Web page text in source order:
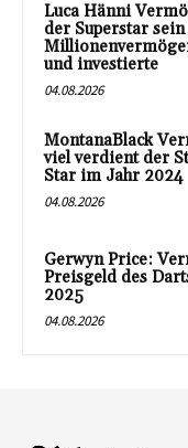
Luca Hänni
der Superstar sein
und investierte
04.08.2026
MontanaBlack
viel verdient der
Star im Jahr 2024
04.08.2026
Gerwyn Price:
Preisgeld des
2025
04.08.2026